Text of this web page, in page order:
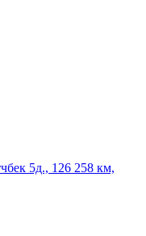
5д., 126 258 км,